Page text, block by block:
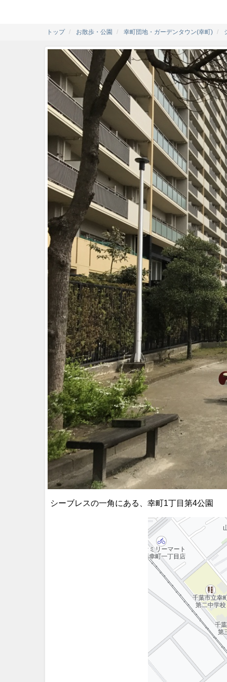
トップ お散歩・公園 幸町団地・ガーデンタウン(幸町)
シーブレスの一角にある、幸町1丁目第4公園